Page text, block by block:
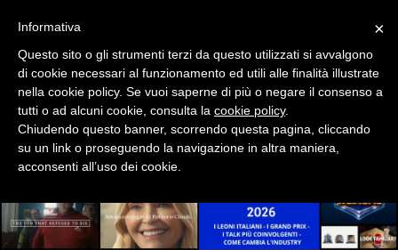
ESTERNA
RADIO / AUDIO
TV
DATI
×
Informativa
Questo sito o gli strumenti terzi da questo utilizzati si avvalgono
di cookie necessari al funzionamento ed utili alle finalità illustrate
nella cookie policy. Se vuoi saperne di più o negare il consenso a
tutti o ad alcuni cookie, consulta la cookie policy.
Chiudendo questo banner, scorrendo questa pagina, cliccando
su un link o proseguendo la navigazione in altra maniera,
acconsenti all’uso dei cookie.